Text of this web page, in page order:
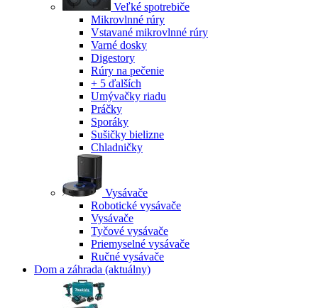
Veľké spotrebiče
Mikrovlnné rúry
Vstavané mikrovlnné rúry
Varné dosky
Digestory
Rúry na pečenie
+ 5 ďalších
Umývačky riadu
Práčky
Sporáky
Sušičky bielizne
Chladničky
Vysávače
Robotické vysávače
Vysávače
Tyčové vysávače
Priemyselné vysávače
Ručné vysávače
Dom a záhrada (aktuálny)